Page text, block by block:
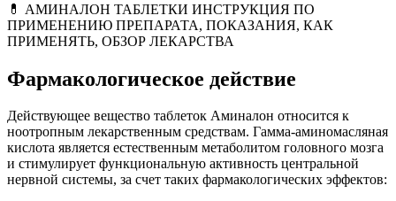
💊 АМИНАЛОН ТАБЛЕТКИ ИНСТРУКЦИЯ ПО
ПРИМЕНЕНИЮ ПРЕПАРАТА, ПОКАЗАНИЯ, КАК
ПРИМЕНЯТЬ, ОБЗОР ЛЕКАРСТВА
Фармакологическое действие
Действующее вещество таблеток Аминалон относится к
ноотропным лекарственным средствам. Гамма-аминомасляная
кислота является естественным метаболитом головного мозга
и стимулирует функциональную активность центральной
нервной системы, за счет таких фармакологических эффектов: